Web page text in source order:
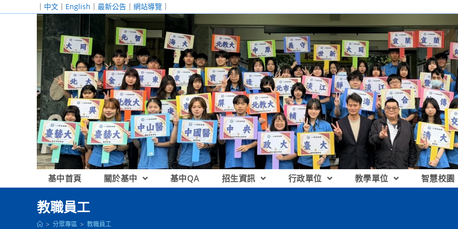
｜ 中文 ｜ English ｜ 最新公告 ｜ 網站導覽 ｜
基中首頁 關於基中 基中QA 招生資訊 行政單位 教學單位 智慧校園
教職員工
> 分眾專區 > 教職員工